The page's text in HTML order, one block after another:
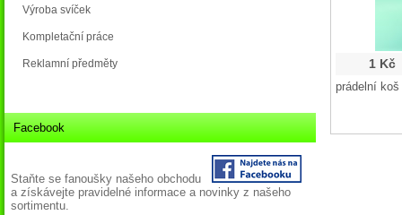
Výroba svíček
Kompletační práce
Reklamní předměty
Facebook
Staňte se fanoušky našeho obchodu
a získávejte pravidelné informace a novinky z našeho
sortimentu.
1 Kč
prádelní koš